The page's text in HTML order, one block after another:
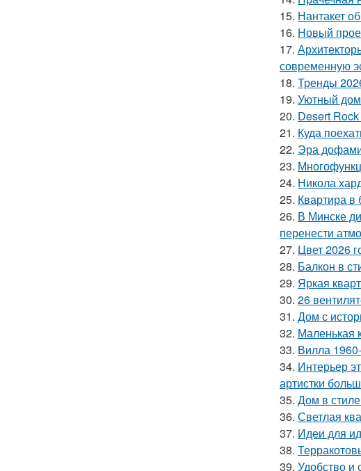
15. Нантакет
16. Новый
17.
современную
18. Тренды
19. Уютный
20. Desert
21. Куда
22. Эра
23.
24. Никола
25. Квартира в
26. В Минске
перенести
27. Цвет 2026
28. Балкон в
29. Яркая
30. 26
31. Дом с
32. Маленькая
33. Вилла
34. Интерьер
артистки
35. Дом в
36. Светлая
37. Идеи для
38.
39. Удобство и